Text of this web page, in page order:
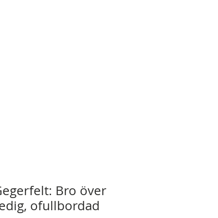
Bro över
ofullbordad